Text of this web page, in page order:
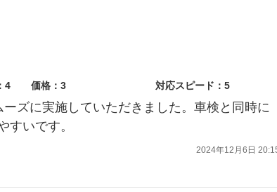
4 価格：3 対応スピード：5
ズに実施していただきました。車検と同時に
すいです。
2024年12月6日